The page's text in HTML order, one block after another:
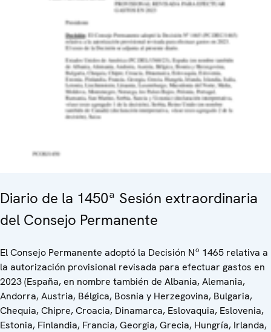
Diario de la 1450ª Sesión extraordinaria
del Consejo Permanente
El Consejo Permanente adoptó la Decisión Nº 1465 relativa a
la autorización provisional revisada para efectuar gastos en
2023 (España, en nombre también de Albania, Alemania,
Andorra, Austria, Bélgica, Bosnia y Herzegovina, Bulgaria,
Chequia, Chipre, Croacia, Dinamarca, Eslovaquia, Eslovenia,
Estonia, Finlandia, Francia, Georgia, Grecia, Hungría, Irlanda,